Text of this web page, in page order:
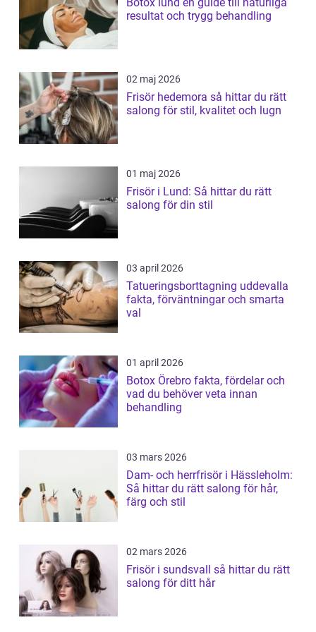
resultat och trygg behandling
02 maj 2026
Frisör hedemora så hittar du rätt
salong för stil, kvalitet och lugn
01 maj 2026
Frisör i Lund: Så hittar du rätt
salong för din stil
03 april 2026
Tatueringsborttagning uddevalla
fakta, förväntningar och smarta
val
01 april 2026
Botox Örebro fakta, fördelar och
vad du behöver veta innan
behandling
03 mars 2026
Dam- och herrfrisör i Hässleholm:
Så hittar du rätt salong för hår,
färg och stil
02 mars 2026
Frisör i sundsvall så hittar du rätt
salong för ditt hår